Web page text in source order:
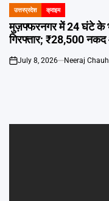
POSTED
IN
उत्तरप्रदेश क्राइम
मुज़फ्फरनगर में 24 घंटे के
गिरफ्तार; ₹28,500 नकद
on
July 8, 2026 Neeraj